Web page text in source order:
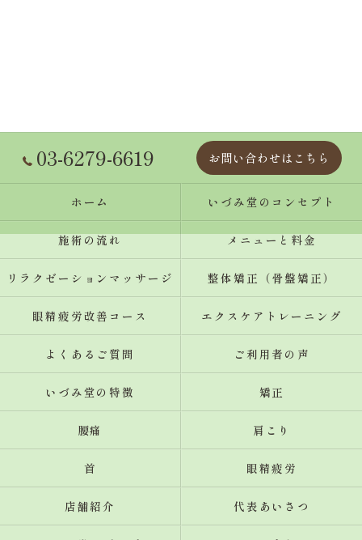
03-6279-6619 お問い合わせはこちら
ホーム いづみ堂のコンセプト
施術の流れ メニューと料金
リラクゼーションマッサージ 整体矯正（骨盤矯正）
眼精疲労改善コース エクスケアトレーニング
よくあるご質問 ご利用者の声
いづみ堂の特徴 矯正
腰痛 肩こり
首 眼精疲労
店舗紹介 代表あいさつ